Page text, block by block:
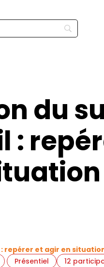
du
:
repérer et agir en
Présentiel 12